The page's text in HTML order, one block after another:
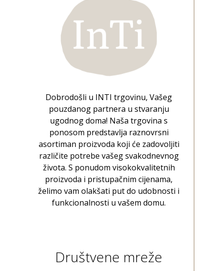
Dobrodošli u INTI trgovinu, Vašeg
pouzdanog partnera u stvaranju
ugodnog doma! Naša trgovina s
ponosom predstavlja raznovrsni
asortiman proizvoda koji će zadovoljiti
različite potrebe vašeg svakodnevnog
života. S ponudom visokokvalitetnih
proizvoda i pristupačnim cijenama,
želimo vam olakšati put do udobnosti i
funkcionalnosti u vašem domu.
Društvene mreže